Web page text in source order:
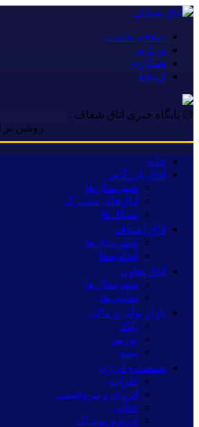
صفحه نخست
درباره
همکاری
ارتباط
۞ پایگاه خبری اتاق شفاف :
روشن تر از
خانه
اتاق بازرگانی
شهرستان‌ها
اتاق‌های مشترک
تشکل‌ها
اتاق اصناف
شهرستان‌ها
اتحادیه‌ها
اتاق تعاون
شهرستان‌ها
تعاونی‌ها
بازار پولی و مالی
بانک
بورس
بیمه
صنعت و انرژی
فلزات
انرژی و پتروشیمی
غذایی
چرم و پوشاک